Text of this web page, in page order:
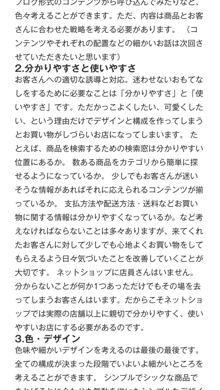
色々考えることができます。ただ、内容は商品とお客
さんに合わせた戦略を考える必要があります。 （コ
ンテンツやそれぞれの配置などの細かいお話は次回さ
せていただきたいと思います）
2.分かりやすさと使いやすさ
お客さんへの適切な誘導と対応。迷わせないおもてな
しをするために必要なことは「分かりやすさ」と「使
いやすさ」です。ただかっこよくしたい、可愛くした
い、という理由だけでデザインと構成を作ってしまう
とお買い物がしづらいお店になってしまいます。 た
とえば、商品を検索するための検索窓は分かりやすい
位置にあるか。 数ある商品をカテゴリから簡単に探
せるようになっているか。 少しでもお客さんが迷い
そうな情報があればそれに応えられるコンテンツが揃
っているか。 支払方法や配送方法・送料などお買い
物に関する情報は分かりやすくなっているか。など考
えなければならないことは多々ありますが、来てくれ
たお客さんに対して少しでも心地よくお買い物をして
もらえるよう日々気づいたことを改善していくことが
大切です。 ネットショップに店員さんはいません。
分からないことが何か1つあっただけでもその場を去
ってしまうお客さんはいます。だからこそネットショ
ップでは実際の店舗以上に親切で分かりやすく、使い
やすいお店にする必要があるのです。
3.色・デザイン
色味や細かいデザインを考えるのは最後の最後です。
全ての構成が決まった段階でいよいよ細かいところを
考えることができます。 シンプルでシックな商品で